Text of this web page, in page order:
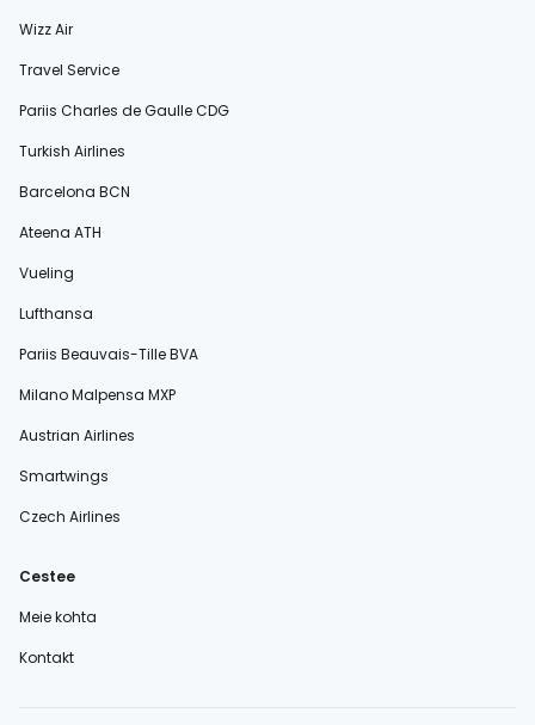
Wizz Air
Travel Service
Pariis Charles de Gaulle CDG
Turkish Airlines
Barcelona BCN
Ateena ATH
Vueling
Lufthansa
Pariis Beauvais-Tille BVA
Milano Malpensa MXP
Austrian Airlines
Smartwings
Czech Airlines
Cestee
Meie kohta
Kontakt